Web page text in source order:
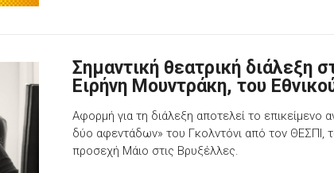
Σημαντική θεατρική διάλεξη
Ειρήνη Μουντράκη, του
Αφορμή για τη διάλεξη αποτελεί το
δύο αφεντάδων» του Γκολντόνι από τον ΘΕΣΠΙ,
προσεχή Μάιο στις Βρυξέλλες.